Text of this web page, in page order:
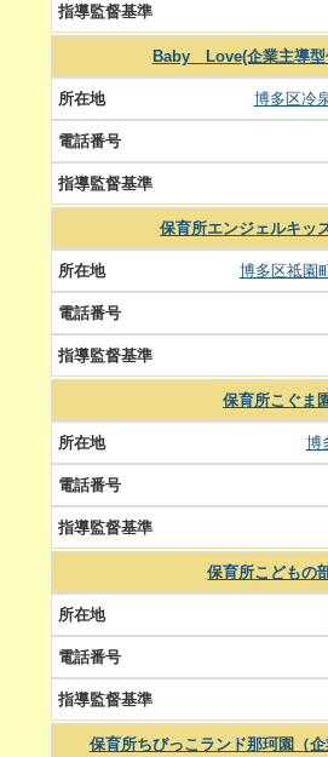
Baby Love(企業主導型
博多区冷
保育所エンジェルキ
博多区祗園
保育所こぐま
博
保育所こどもの
保育所ちびっこランド那珂園（企